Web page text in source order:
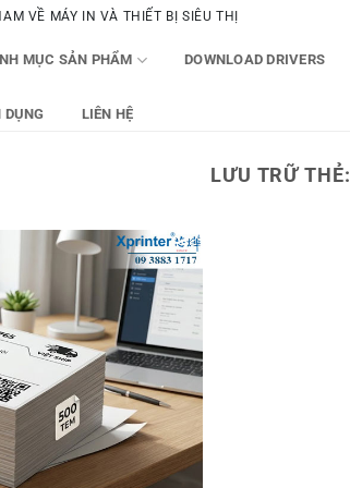
VỀ MÁY IN VÀ THIẾT BỊ SIÊU THỊ
MỤC SẢN PHẨM DOWNLOAD DRIVERS
DỤNG LIÊN HỆ
LƯU TRỮ THẺ: